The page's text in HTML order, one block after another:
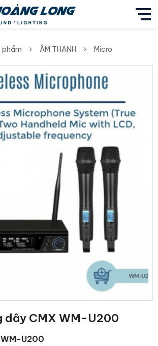
phẩm ÂM THANH Micro
dây CMX WM-U200
U200